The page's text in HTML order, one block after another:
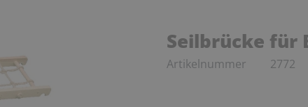
Seilbrücke für
Artikelnummer 2772